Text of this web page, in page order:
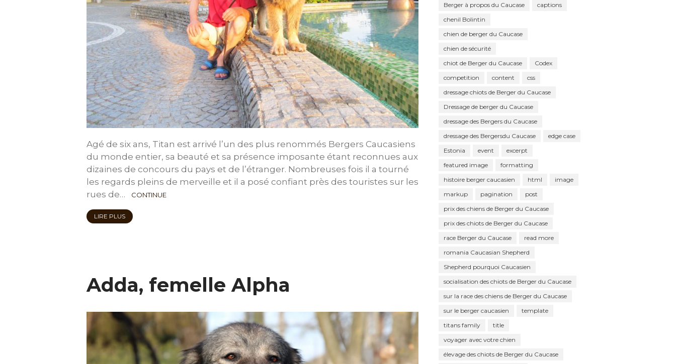
Agé de six ans, Titan est arrivé l’un des plus renommés Bergers Caucasiens
du monde entier, sa beauté et sa présence imposante étant reconnues aux
dizaines de concours du pays et de l’étranger. Nombreuses fois il a tourné
les regards pleins de merveille et il a posé confiant près des touristes sur les
rues de…
CONTINUE
LIRE PLUS
Adda, femelle Alpha
Berger à propos du Caucase
captions
chenil Bolintin
chien de berger du Caucase
chien de sécurité
chiot de Berger du Caucase
Codex
competition
content
css
dressage chiots de Berger du Caucase
Dressage de berger du Caucase
dressage des Bergers du Caucase
dressage des Bergersdu Caucase
edge case
Estonia
event
excerpt
featured image
formatting
histoire berger caucasien
html
image
markup
pagination
post
prix des chiens de Berger du Caucase
prix des chiots de Berger du Caucase
race Berger du Caucase
read more
romania Caucasian Shepherd
Shepherd pourquoi Caucasien
socialisation des chiots de Berger du Caucase
sur la race des chiens de Berger du Caucase
sur le berger caucasien
template
titans family
title
voyager avec votre chien
élevage des chiots de Berger du Caucase